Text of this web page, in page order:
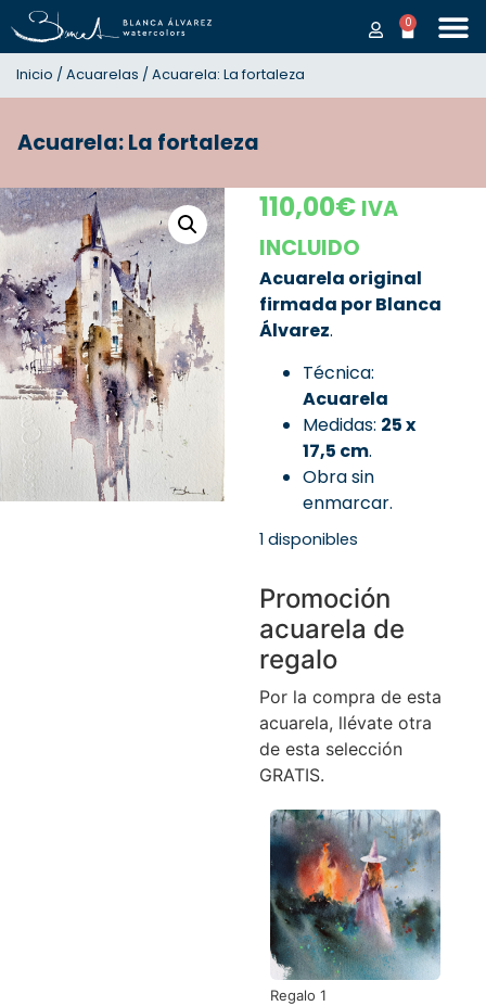
0
Inicio / Acuarelas / Acuarela: La fortaleza
Acuarela: La fortaleza
110,00€ IVA
INCLUIDO
Acuarela original
firmada por Blanca
Álvarez.
Técnica:
Acuarela
Medidas: 25x
17,5 cm.
Obra sin
enmarcar.
1 disponibles
Promoción
acuarela de
regalo
Por la compra de esta
acuarela, llévate otra
de esta selección
GRATIS.
Regalo 1